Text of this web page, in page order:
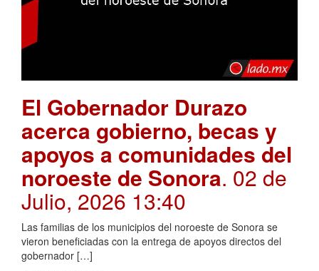
El Gobernador Durazo
acerca gobierno, becas y
apoyos a comunidades del
noroeste de Sonora. 02 de
Julio, 2026 13:40
Las familias de los municipios del noroeste de Sonora se
vieron beneficiadas con la entrega de apoyos directos del
gobernador […]